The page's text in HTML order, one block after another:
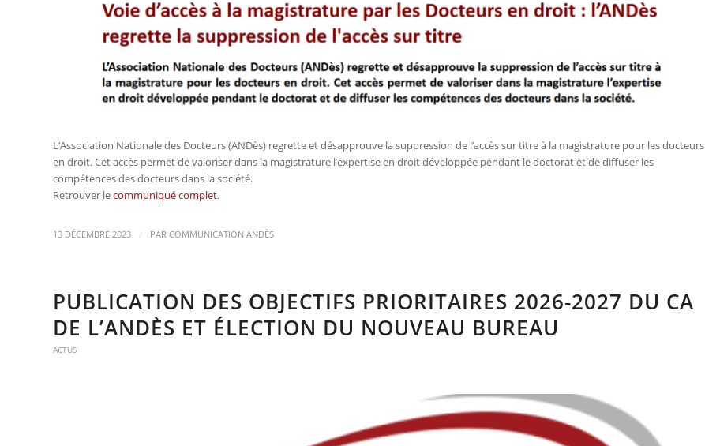
L’Association Nationale des Docteurs (ANDès) regrette et désapprouve la suppression de l’accès sur titre à la magistrature pour les docteurs
en droit. Cet accès permet de valoriser dans la magistrature l’expertise en droit développée pendant le doctorat et de diffuser les
compétences des docteurs dans la société.
Retrouver lecommuniqué complet.
13 DÉCEMBRE 2023 / PAR COMMUNICATION ANDÈS
PUBLICATION DES OBJECTIFS PRIORITAIRES 2026-2027 DU CA
DE L’ANDÈS ET ÉLECTION DU NOUVEAU BUREAU
ACTUS